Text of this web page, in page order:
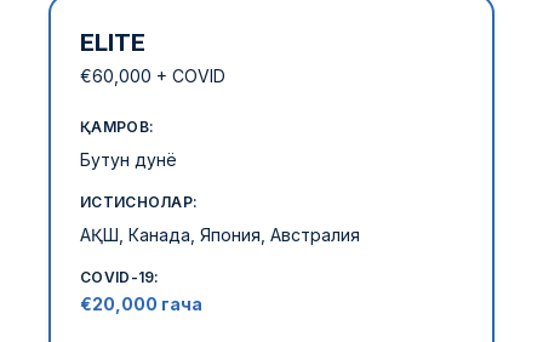
ELITE
€60,000 + COVID
ҚАМРОВ:
Бутун дунё
ИСТИСНОЛАР:
АҚШ, Канада, Япония, Австралия
COVID-19:
€20,000 гача